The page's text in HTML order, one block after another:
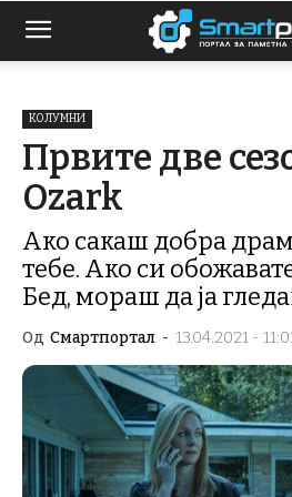
КОЛУМНИ
Првите две
Ozark
Ако сакаш добра
тебе. Ако си
Бед, мораш да ја
Од Смартпортал - 13.04.2021 -